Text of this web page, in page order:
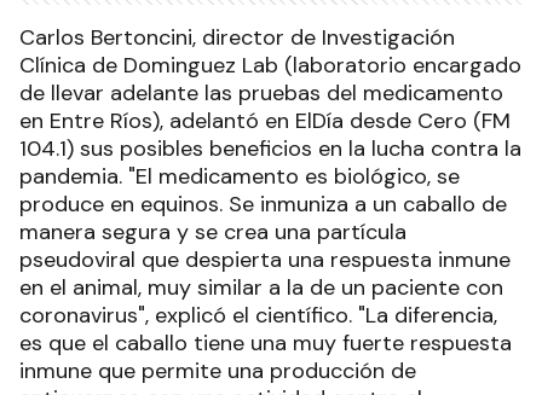
Carlos Bertoncini, director de Investigación
Clínica de Dominguez Lab (laboratorio encargado
de llevar adelante las pruebas del medicamento
en Entre Ríos), adelantó en ElDía desde Cero (FM
104.1) sus posibles beneficios en la lucha contra la
pandemia. "El medicamento es biológico, se
produce en equinos. Se inmuniza a un caballo de
manera segura y se crea una partícula
pseudoviral que despierta una respuesta inmune
en el animal, muy similar a la de un paciente con
coronavirus", explicó el científico. "La diferencia,
es que el caballo tiene una muy fuerte respuesta
inmune que permite una producción de